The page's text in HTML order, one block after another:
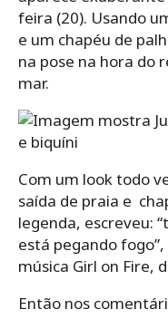
feira (20). Usando
e um chapéu de
na pose na hora do
mar.
Com um look todo
saída de praia e
legenda, escreveu:
está pegando
música Girl on Fire,
Então nos